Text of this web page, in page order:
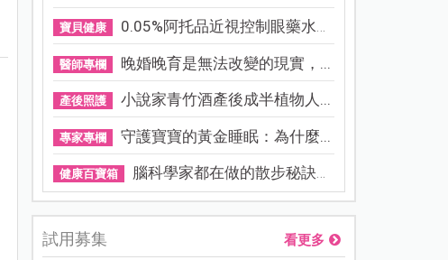
寶貝健康 0.05%阿托品近視控制眼藥水納...
醫師專欄 晚婚晚育是無法改變的現實，...
產後照護 小說家青竹酒產後成半植物人...
專家專欄 守護寶寶的黃金睡眠：為什麼...
健康百寶箱 腦科學家都在做的散步秘訣！...
試用募集 看更多